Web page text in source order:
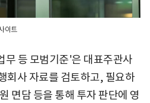
이트
무 등 모범기준'은 대표주관사
회사 자료를 검토하고, 필요하
면담 등을 통해 투자 판단에 영